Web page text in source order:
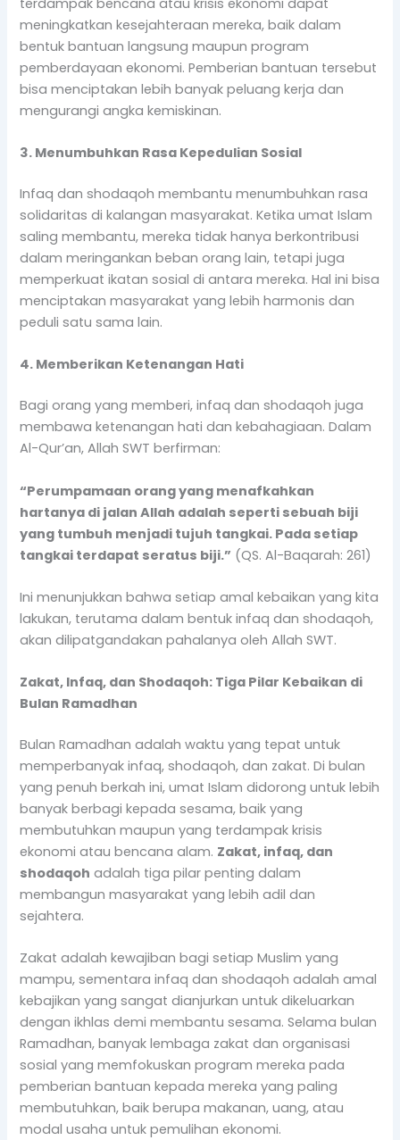
meningkatkan kesejahteraan mereka, baik dalam
bentuk bantuan langsung maupun program
pemberdayaan ekonomi. Pemberian bantuan tersebut
bisa menciptakan lebih banyak peluang kerja dan
mengurangi angka kemiskinan.
3. Menumbuhkan Rasa Kepedulian Sosial
Infaq dan shodaqoh membantu menumbuhkan rasa
solidaritas di kalangan masyarakat. Ketika umat Islam
saling membantu, mereka tidak hanya berkontribusi
dalam meringankan beban orang lain, tetapi juga
memperkuat ikatan sosial di antara mereka. Hal ini bisa
menciptakan masyarakat yang lebih harmonis dan
peduli satu sama lain.
4. Memberikan Ketenangan Hati
Bagi orang yang memberi, infaq dan shodaqoh juga
membawa ketenangan hati dan kebahagiaan. Dalam
Al-Qur’an, Allah SWT berfirman:
“Perumpamaan orang yang menafkahkan
hartanya di jalan Allah adalah seperti sebuah biji
yang tumbuh menjadi tujuh tangkai. Pada setiap
tangkai terdapat seratus biji.” (QS. Al-Baqarah: 261)
Ini menunjukkan bahwa setiap amal kebaikan yang kita
lakukan, terutama dalam bentuk infaq dan shodaqoh,
akan dilipatgandakan pahalanya oleh Allah SWT.
Zakat, Infaq, dan Shodaqoh: Tiga Pilar Kebaikan di
Bulan Ramadhan
Bulan Ramadhan adalah waktu yang tepat untuk
memperbanyak infaq, shodaqoh, dan zakat. Di bulan
yang penuh berkah ini, umat Islam didorong untuk lebih
banyak berbagi kepada sesama, baik yang
membutuhkan maupun yang terdampak krisis
ekonomi atau bencana alam. Zakat, infaq, dan
shodaqoh adalah tiga pilar penting dalam
membangun masyarakat yang lebih adil dan
sejahtera.
Zakat adalah kewajiban bagi setiap Muslim yang
mampu, sementara infaq dan shodaqoh adalah amal
kebajikan yang sangat dianjurkan untuk dikeluarkan
dengan ikhlas demi membantu sesama. Selama bulan
Ramadhan, banyak lembaga zakat dan organisasi
sosial yang memfokuskan program mereka pada
pemberian bantuan kepada mereka yang paling
membutuhkan, baik berupa makanan, uang, atau
modal usaha untuk pemulihan ekonomi.